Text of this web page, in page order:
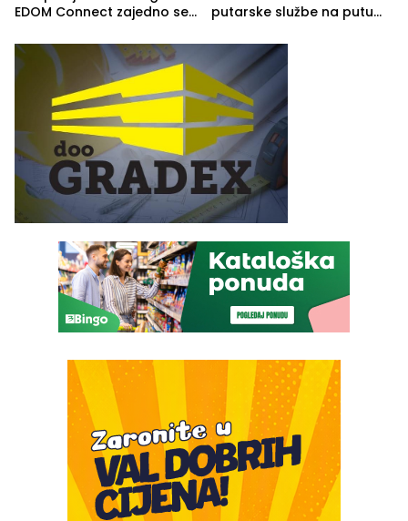
EDOM Connect zajedno se
putarske službe na putu
(FOTO)